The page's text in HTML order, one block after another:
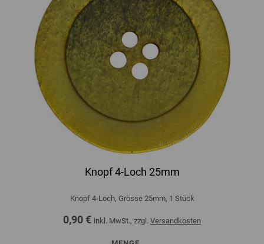
Knopf 4-Loch 25mm
Knopf 4-Loch, Grösse 25mm, 1 Stück
0,90 € inkl. MwSt., zzgl. Versandkosten